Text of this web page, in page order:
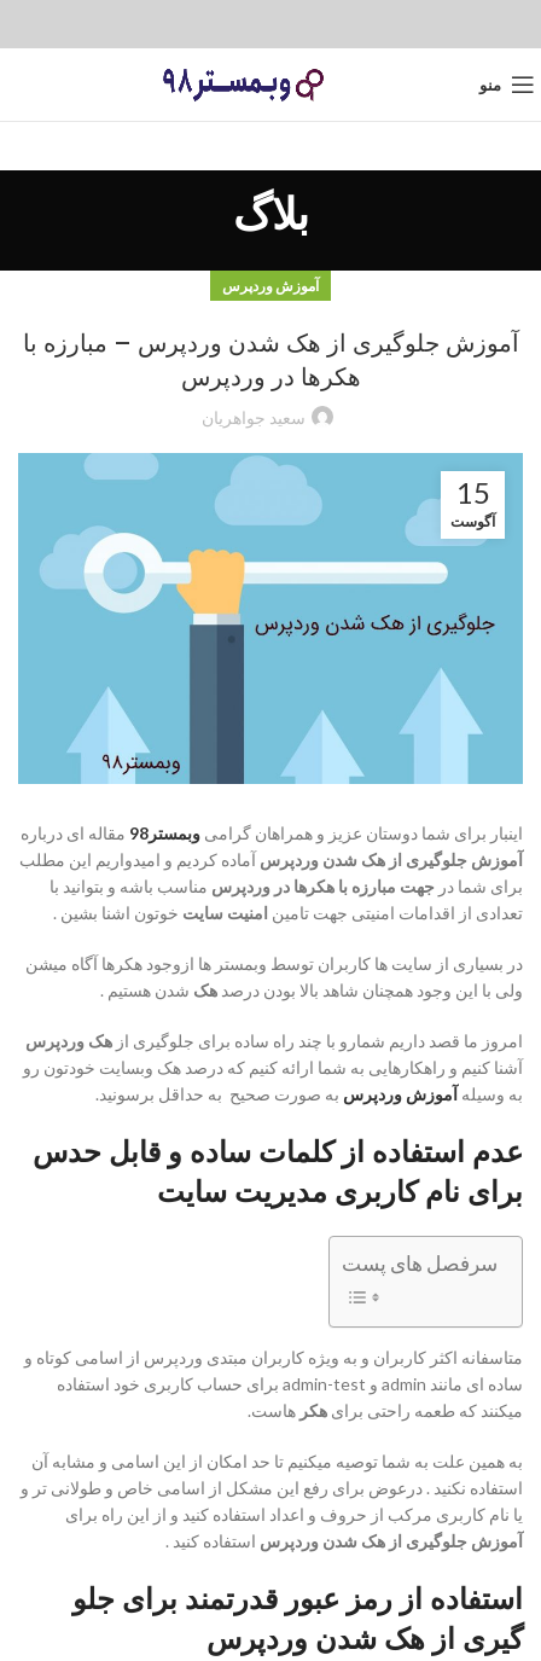
منو
بلاگ
آموزش وردپرس
آموزش جلوگیری از هک شدن وردپرس – مبارزه با
هکرها در وردپرس
سعید جواهریان
15
آگوست
اینبار برای شما دوستان عزیز و همراهان گرامی وبمستر98
مقاله ای درباره
آموزش جلوگیری از هک شدن وردپرس آماده کردیم و امیدواریم این مطلب
برای شما در جهت مبارزه با هکرها در وردپرس مناسب باشه و بتوانید با
تعدادی از اقدامات امنیتی جهت تامین امنیت سایت خوتون اشنا بشین .
در بسیاری از سایت ها کاربران توسط وبمستر ها ازوجود هکرها آگاه میشن
ولی با این وجود همچنان شاهد بالا بودن درصد هک شدن هستیم .
امروز ما قصد داریم شمارو با چند راه ساده برای جلوگیری از هک وردپرس
آشنا کنیم و راهکارهایی به شما ارائه کنیم که درصد هک وبسایت خودتون رو
به وسیله آموزش وردپرس به صورت صحیح به حداقل برسونید.
عدم استفاده از کلمات ساده و قابل حدس
برای نام کاربری مدیریت سایت
سرفصل های پست
متاسفانه اکثر کاربران و به ویژه کاربران مبتدی وردپرس از اسامی کوتاه و
ساده ای مانند admin و admin-test برای حساب کاربری خود استفاده
میکنند که طعمه راحتی برای هکر هاست.
به همین علت به شما توصیه میکنیم تا حد امکان از این اسامی و مشابه آن
استفاده نکنید . درعوض برای رفع این مشکل از اسامی خاص و طولانی تر و
یا نام کاربری مرکب از حروف و اعداد استفاده کنید و از این راه برای
آموزش جلوگیری از هک شدن وردپرس استفاده کنید .
استفاده از رمز عبور قدرتمند برای جلو
گیری از هک شدن وردپرس